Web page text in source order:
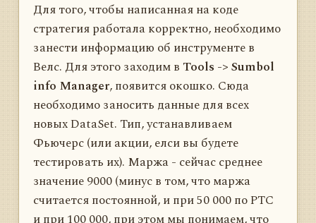
Для того, чтобы написанная на коде
стратегия работала корректно, необходимо
занести информацию об инструменте в
Велс. Для этого заходим в Tools -> Sumbol
info Manager, появится окошко. Сюда
необходимо заносить данные для всех
новых DataSet. Тип, устанавливаем
Фьючерс (или акции, елси вы будете
тестировать их). Маржа - сейчас среднее
значение 9000 (минус в том, что маржа
считается постоянной, и при 50 000 по РТС